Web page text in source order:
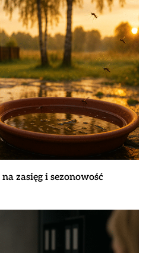
zasięg i sezonowość